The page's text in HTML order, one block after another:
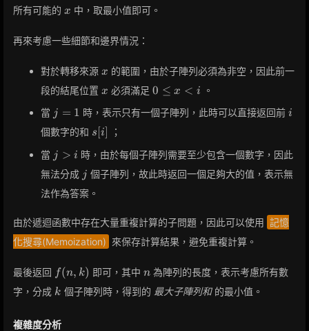
所有可能的 x
x 中，取最小值即可。
再來考慮一些細節和邊界情況：
對於轉移來源 x
x 的範圍，由於子陣列必須為非空，因此前一
段的結尾位置 x
x 必須滿足 0
x <
0 ≤ x < i 。
當 j
=
1
j = 1 時，表示只有一個子陣列，此時可以直接返回前i
i
個數字的和 s[i]
s i
；
當 j
>
i
j > i 時，由於每個子陣列需要至少包含一個數字，因此
無法分成 jj 個子陣列，故此時返回一個足夠大的值，表示無
法作為答案。
由於遞迴函數中存在大量重複計算的子問題，因此可以使用 記憶
化搜尋(Memoization) 來保存計算結果，避免重複計算。
最後返回 f(n,
k)
f(n, k) 即可，其中n
n 為陣列的長度，表示考慮所有數
字，分成 k
k 個子陣列時，得到的 最大子陣列和的最小值。
複雜度分析